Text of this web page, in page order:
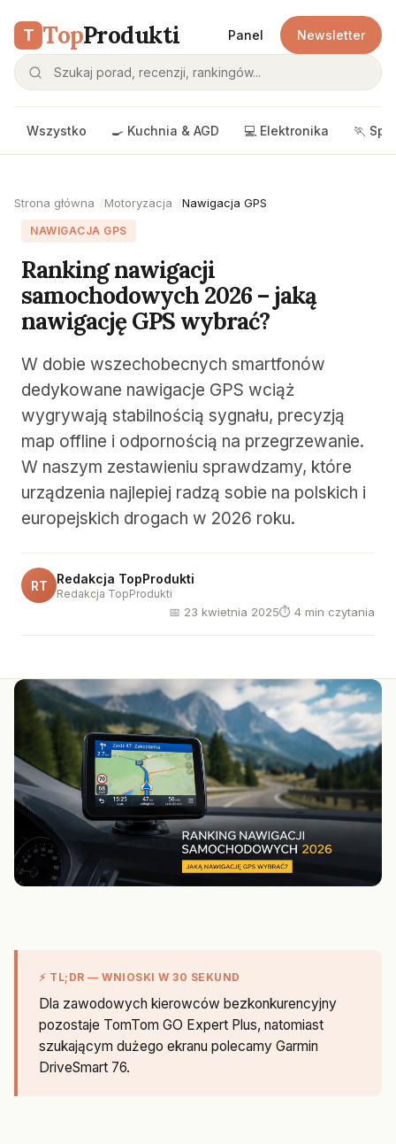
T TopProdukti Panel Newsletter
Wszystko 🍳 Kuchnia & AGD 💻 Elektronika 🏃
Strona główna Motoryzacja Nawigacja GPS
NAWIGACJA GPS
Ranking nawigacji
samochodowych 2026 – jaką
nawigację GPS wybrać?
W dobie wszechobecnych smartfonów
dedykowane nawigacje GPS wciąż
wygrywają stabilnością sygnału, precyzją
map offline i odpornością na przegrzewanie.
W naszym zestawieniu sprawdzamy, które
urządzenia najlepiej radzą sobie na polskich i
europejskich drogach w 2026 roku.
RT Redakcja TopProdukti
Redakcja TopProdukti
📅 23 kwietnia 2025⏱ 4 min czytania
⚡ TL;DR — WNIOSKI W 30 SEKUND
Dla zawodowych kierowców bezkonkurencyjny
pozostaje TomTom GO Expert Plus, natomiast
szukającym dużego ekranu polecamy Garmin
DriveSmart 76.